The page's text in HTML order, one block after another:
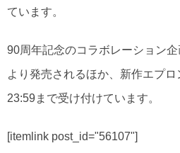
ています。
90周年記念のコラボレーション
より発売されるほか、新作エプ
23:59まで受け付けています。
[itemlink post_id="56107"]